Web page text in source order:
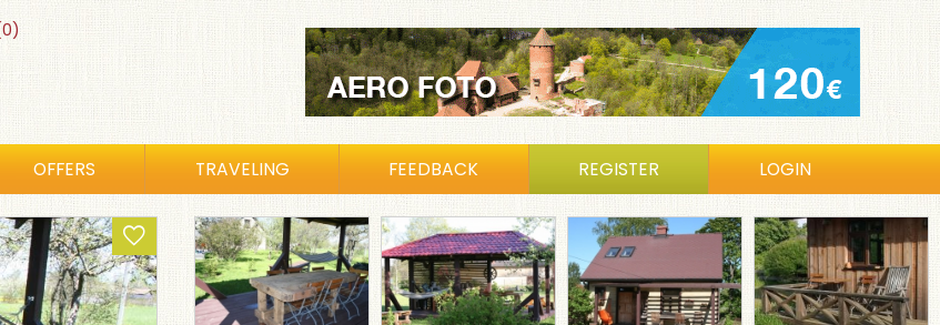
OFFERS TRAVELING FEEDBACK REGISTER LOGIN